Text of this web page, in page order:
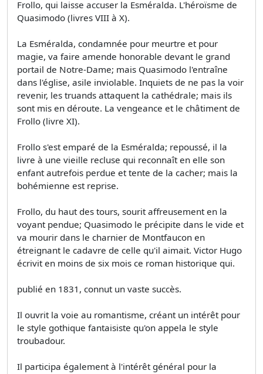
Frollo, qui laisse accuser la Esméralda. L'héroïsme de
Quasimodo (livres VIII à X).
La Esméralda, condamnée pour meurtre et pour
magie, va faire amende honorable devant le grand
portail de Notre-Dame; mais Quasimodo l'entraîne
dans l'église, asile inviolable. Inquiets de ne pas la voir
revenir, les truands attaquent la cathédrale; mais ils
sont mis en déroute. La vengeance et le châtiment de
Frollo (livre XI).
Frollo s'est emparé de la Esméralda; repoussé, il la
livre à une vieille recluse qui reconnaît en elle son
enfant autrefois perdue et tente de la cacher; mais la
bohémienne est reprise.
Frollo, du haut des tours, sourit affreusement en la
voyant pendue; Quasimodo le précipite dans le vide et
va mourir dans le charnier de Montfaucon en
étreignant le cadavre de celle qu'il aimait. Victor Hugo
écrivit en moins de six mois ce roman historique qui.
publié en 1831, connut un vaste succès.
Il ouvrit la voie au romantisme, créant un intérêt pour
le style gothique fantaisiste qu'on appela le style
troubadour.
Il participa également à l'intérêt général pour la